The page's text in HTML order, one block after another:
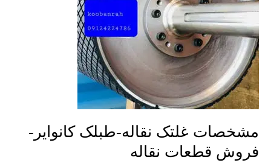
مشخصات غلتک نقاله-طبلک کانوایر-
فروش قطعات نقاله
فروش
قطعات
نقاله